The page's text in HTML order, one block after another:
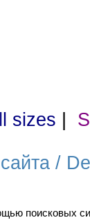
sizes
/
поисковых